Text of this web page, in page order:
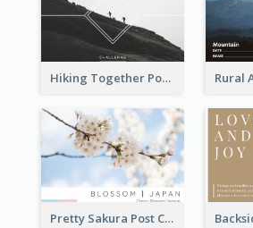
Hiking Together Post Card
Pretty Sakura Post Card